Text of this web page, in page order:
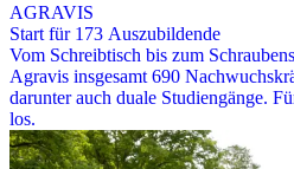
AGRAVIS
Start für 173 Auszubildende
Vom Schreibtisch bis zum
Agravis insgesamt 690
darunter auch duale Studiengänge.
los.